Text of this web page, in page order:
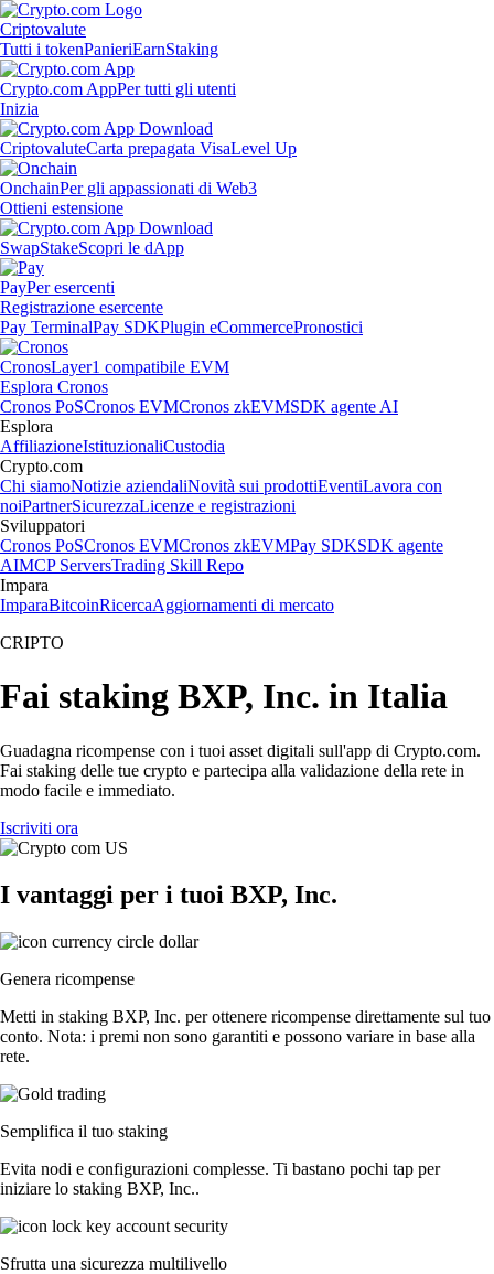
Criptovalute
Tutti i tokenPanieriEarnStaking
Crypto.com AppPer tutti gli utenti
Inizia
CriptovaluteCarta prepagata VisaLevel Up
OnchainPer gli appassionati di Web3
Ottieni estensione
SwapStakeScopri le dApp
PayPer esercenti
Registrazione esercente
Pay TerminalPay SDKPlugin eCommercePronostici
CronosLayer1 compatibile EVM
Esplora Cronos
Cronos PoSCronos EVMCronos zkEVMSDK agente AI
Esplora
AffiliazioneIstituzionaliCustodia
Crypto.com
Chi siamoNotizie aziendaliNovità sui prodottiEventiLavora con
noiPartnerSicurezzaLicenze e registrazioni
Sviluppatori
Cronos PoSCronos EVMCronos zkEVMPay SDKSDK agente
AIMCP ServersTrading Skill Repo
Impara
ImparaBitcoinRicercaAggiornamenti di mercato
CRIPTO
Fai staking BXP, Inc. in Italia
Guadagna ricompense con i tuoi asset digitali sull'app di Crypto.com.
Fai staking delle tue crypto e partecipa alla validazione della rete in
modo facile e immediato.
Iscriviti ora
I vantaggi per i tuoi BXP, Inc.
Genera ricompense
Metti in staking BXP, Inc. per ottenere ricompense direttamente sul tuo
conto. Nota: i premi non sono garantiti e possono variare in base alla
rete.
Semplifica il tuo staking
Evita nodi e configurazioni complesse. Ti bastano pochi tap per
iniziare lo staking BXP, Inc..
Sfrutta una sicurezza multilivello